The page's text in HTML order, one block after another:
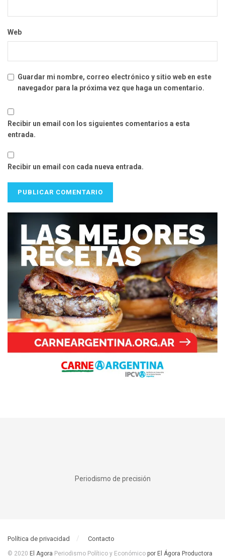
Web
Guardar mi nombre, correo electrónico y sitio web en este
navegador para la próxima vez que haga un comentario.
Recibir un email con los siguientes comentarios a esta
entrada.
Recibir un email con cada nueva entrada.
Periodismo de precisión
Política de privacidad Contacto
© 2020 El Agora Periodismo Político y Económico por El Ágora Productora